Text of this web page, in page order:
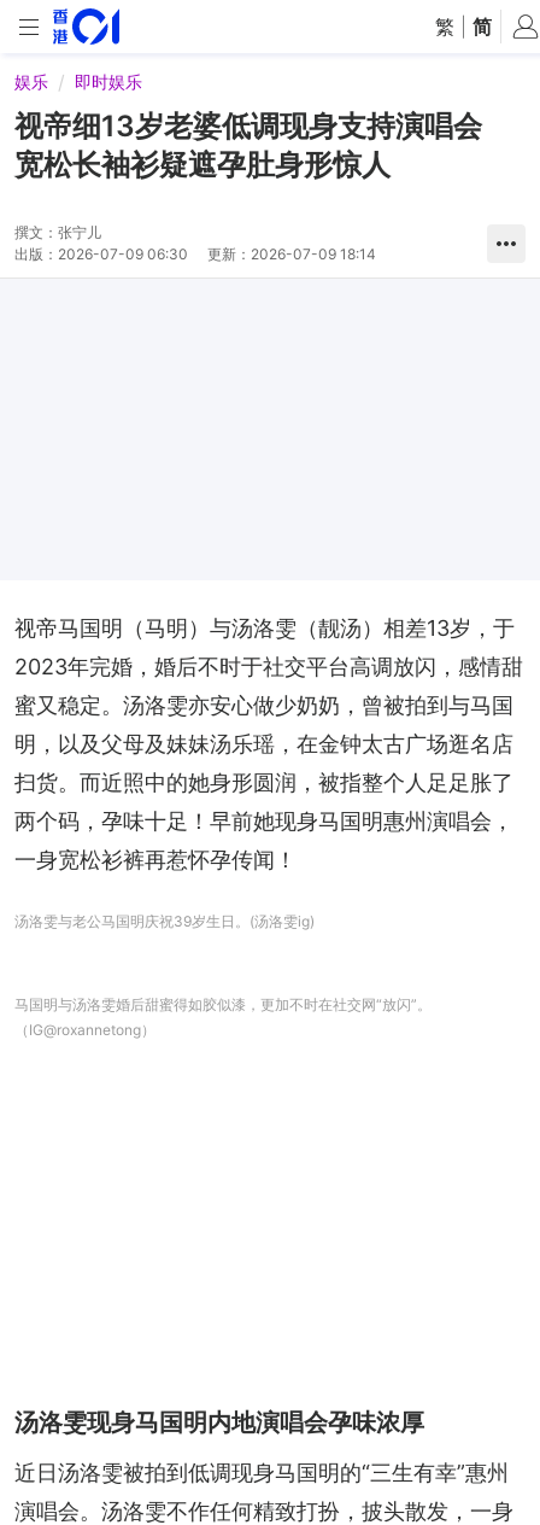
繁 简
娱乐 即时娱乐
视帝细13岁老婆低调现身支持演唱会
宽松长袖衫疑遮孕肚身形惊人
撰文： 张宁儿
出版： 2026-07-09 06:30 更新： 2026-07-09 18:14
视帝马国明（马明）与汤洛雯（靓汤）相差13岁，于
2023年完婚，婚后不时于社交平台高调放闪，感情甜
蜜又稳定。汤洛雯亦安心做少奶奶，曾被拍到与马国
明，以及父母及妹妹汤乐瑶，在金钟太古广场逛名店
扫货。而近照中的她身形圆润，被指整个人足足胀了
两个码，孕味十足！早前她现身马国明惠州演唱会，
一身宽松衫裤再惹怀孕传闻！
汤洛雯与老公马国明庆祝39岁生日。(汤洛雯ig)
马国明与汤洛雯婚后甜蜜得如胶似漆，更加不时在社交网“放闪”。
（IG@roxannetong）
汤洛雯现身马国明内地演唱会孕味浓厚
近日汤洛雯被拍到低调现身马国明的“三生有幸”惠州
演唱会。汤洛雯不作任何精致打扮，披头散发，一身